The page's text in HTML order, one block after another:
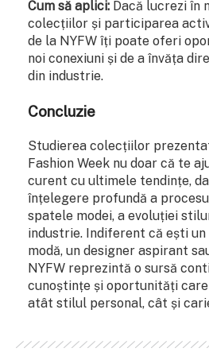
Cum să aplici: Dacă lucrezi în
colecțiilor și participarea
de la NYFW îți poate oferi
noi conexiuni și de a învăța
din industrie.
Concluzie
Studierea colecțiilor
Fashion Week nu doar că te
curent cu ultimele tendințe,
înțelegere profundă a
spatele modei, a evoluției
industrie. Indiferent că ești
modă, un designer aspirant
NYFW reprezintă o sursă
cunoștințe și oportunități
atât stilul personal, cât și